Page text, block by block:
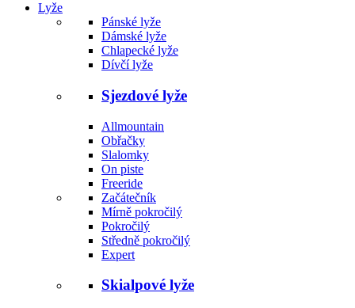
Lyže
Pánské lyže
Dámské lyže
Chlapecké lyže
Dívčí lyže
Sjezdové lyže
Allmountain
Obřačky
Slalomky
On piste
Freeride
Začátečník
Mírně pokročilý
Pokročilý
Středně pokročilý
Expert
Skialpové lyže